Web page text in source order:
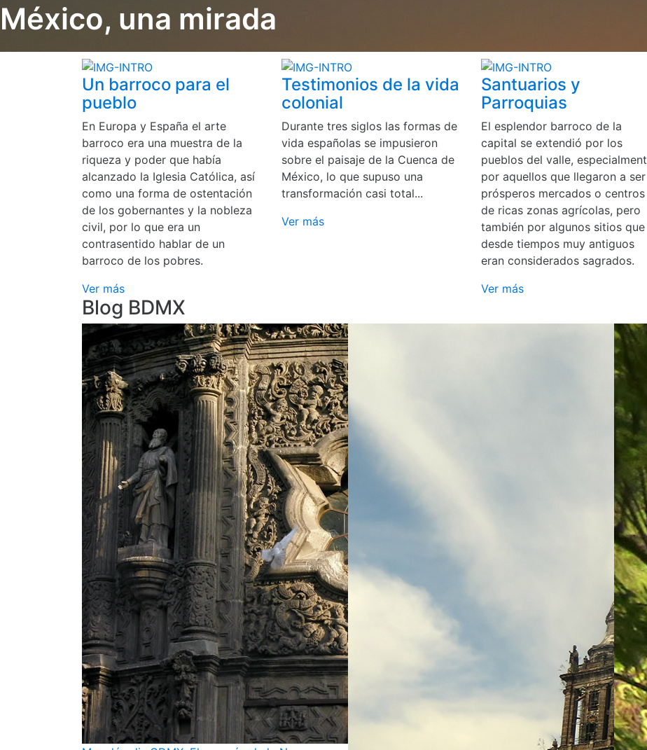
México, una mirada
Un barroco para el
pueblo
En Europa y España el arte
barroco era una muestra de la
riqueza y poder que había
alcanzado la Iglesia Católica, así
como una forma de ostentación
de los gobernantes y la nobleza
civil, por lo que era un
contrasentido hablar de un
barroco de los pobres.
Ver más
Testimonios de la vida
colonial
Durante tres siglos las formas de
vida españolas se impusieron
sobre el paisaje de la Cuenca de
México, lo que supuso una
transformación casi total...
Ver más
Santuarios y
Parroquias
El esplendor barroco de la
capital se extendió por los
pueblos del valle,
por aquellos que llegaron a ser
prósperos mercados o centros
de ricas zonas agrícolas, pero
también por algunos sitios que
desde tiempos muy antiguos
eran considerados sagrados.
Ver más
Blog BDMX